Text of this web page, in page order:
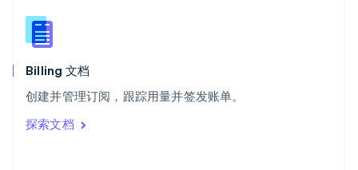
Billing 文档
创建并管理订阅，跟踪用量并签发账单。
探索文档
新西兰
English
匈牙利
English
ItalianoEnglish
印度
English